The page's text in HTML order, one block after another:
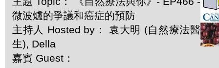
微波爐的爭議和癌症的預防
主持人 Hosted by： 袁大明 (自然療法醫
生), Della
嘉賓 Guest：